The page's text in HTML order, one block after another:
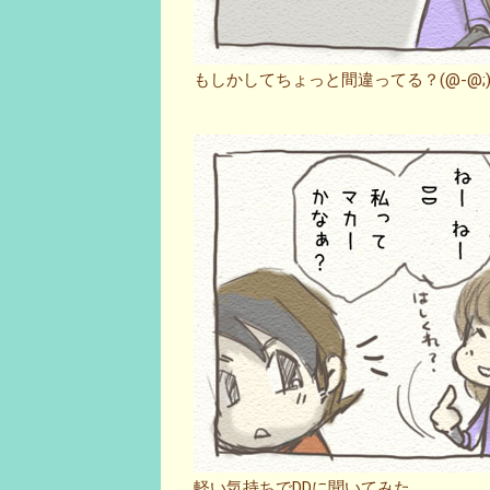
もしかしてちょっと間違ってる？(@-